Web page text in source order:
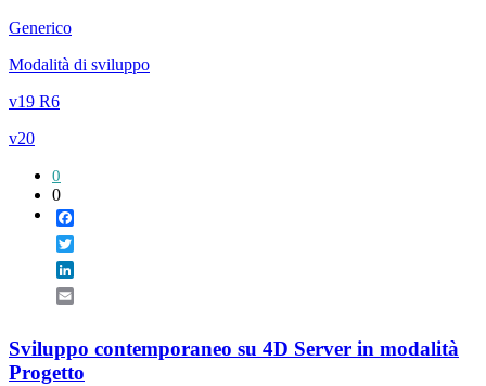
Generico
Modalità di sviluppo
v19 R6
v20
0
0
Sviluppo contemporaneo su 4D Server in modalità
Progetto